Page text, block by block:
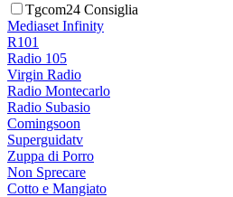
Tgcom24 Consiglia
Mediaset Infinity
R101
Radio 105
Virgin Radio
Radio Montecarlo
Radio Subasio
Comingsoon
Superguidatv
Zuppa di Porro
Non Sprecare
Cotto e Mangiato